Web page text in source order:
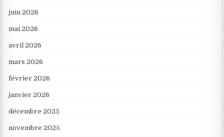
juin 2026
mai 2026
avril 2026
mars 2026
février 2026
janvier 2026
décembre 2025
novembre 2025